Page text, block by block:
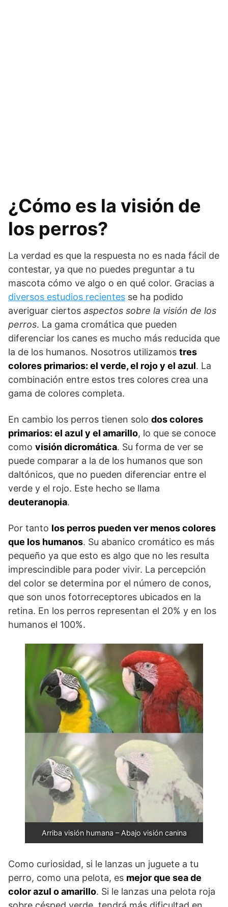
¿Cómo es la visión de
los perros?
La verdad es que la respuesta no es nada fácil de
contestar, ya que no puedes preguntar a tu
mascota cómo ve algo o en qué color. Gracias a
diversos estudios recientes se ha podido
averiguar ciertos aspectos sobre la visión de los
perros. La gama cromática que pueden
diferenciar los canes es mucho más reducida que
la de los humanos. Nosotros utilizamos tres
colores primarios: el verde, el rojo y el azul. La
combinación entre estos tres colores crea una
gama de colores completa.
En cambio los perros tienen solo dos colores
primarios: el azul y el amarillo, lo que se conoce
como visión dicromática. Su forma de ver se
puede comparar a la de los humanos que son
daltónicos, que no pueden diferenciar entre el
verde y el rojo. Este hecho se llama
deuteranopia.
Por tanto los perros pueden ver menos colores
que los humanos. Su abanico cromático es más
pequeño ya que esto es algo que no les resulta
imprescindible para poder vivir. La percepción
del color se determina por el número de conos,
que son unos fotorreceptores ubicados en la
retina. En los perros representan el 20% y en los
humanos el 100%.
Arriba visión humana – Abajo visión canina
Como curiosidad, si le lanzas un juguete a tu
perro, como una pelota, es mejor que sea de
color azul o amarillo. Si le lanzas una pelota roja